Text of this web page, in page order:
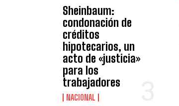
Sheinbaum:
condonación de
créditos
hipotecarios, un
acto de «justicia»
para los
trabajadores
NACIONAL